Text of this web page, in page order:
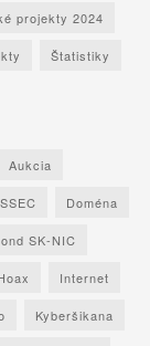
projekty 2024
Štatistiky
Aukcia
Doména
SK-NIC
Internet
Kyberšikana